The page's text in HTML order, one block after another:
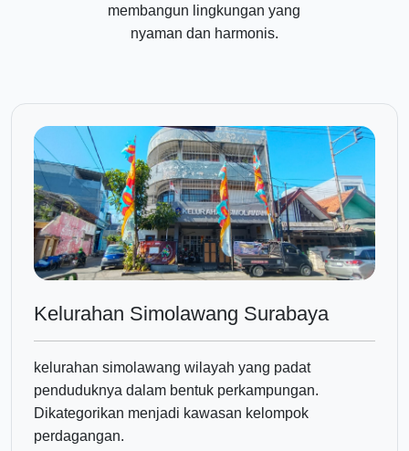
membangun lingkungan yang
nyaman dan harmonis.
Kelurahan Simolawang Surabaya
kelurahan simolawang wilayah yang padat
penduduknya dalam bentuk perkampungan.
Dikategorikan menjadi kawasan kelompok
perdagangan.